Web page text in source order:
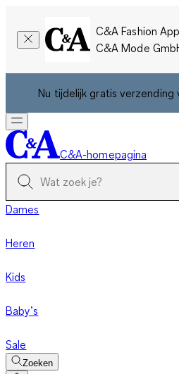
C&A Fashion App
C&A Mode
Nu tijdelijk gratis verzending
C&A-homepagina
Dames
Heren
Kids
Baby’s
Sale
Zoeken